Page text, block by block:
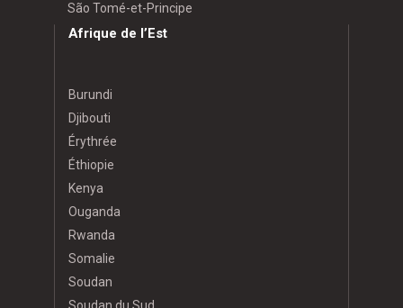
São Tomé-et-Principe
Afrique de l’Est
Burundi
Djibouti
Érythrée
Éthiopie
Kenya
Ouganda
Rwanda
Somalie
Soudan